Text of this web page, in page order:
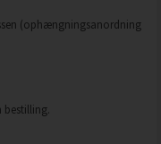
(ophængningsanordning
bestilling.